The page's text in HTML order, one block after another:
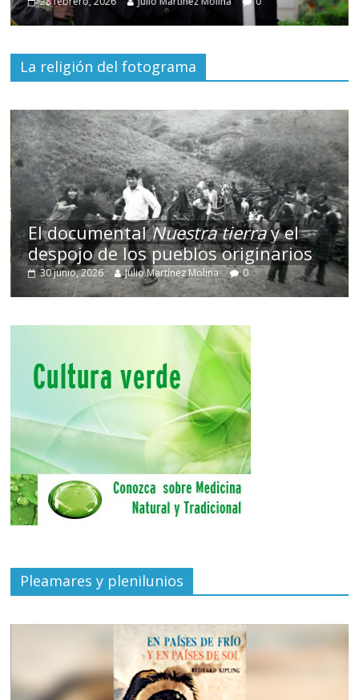
La religión del fotograma
El documentalNuestra tierray el
despojo de los pueblos originarios
30 junio, 2026 Julio Martínez Molina 0
Pleamares y plenilunios